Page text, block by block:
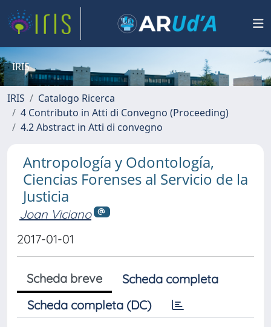
IRIS
IRIS
Catalogo Ricerca
4 Contributo in Atti di Convegno (Proceeding)
4.2 Abstract in Atti di convegno
Antropología y Odontología,
Ciencias Forenses al Servicio de la
Justicia
Joan Viciano
2017-01-01
Scheda breve
Scheda completa
Scheda completa (DC)